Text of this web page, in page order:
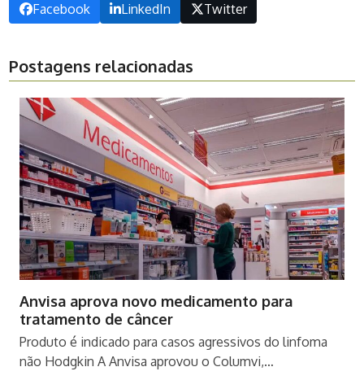
Facebook LinkedIn Twitter
Postagens relacionadas
Anvisa aprova novo medicamento para
tratamento de câncer
Produto é indicado para casos agressivos do linfoma
não Hodgkin A Anvisa aprovou o Columvi,…